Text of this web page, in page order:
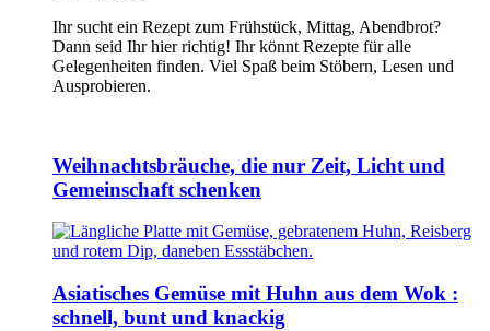
Ihr sucht ein Rezept zum Frühstück, Mittag, Abendbrot?
Dann seid Ihr hier richtig! Ihr könnt Rezepte für alle
Gelegenheiten finden. Viel Spaß beim Stöbern, Lesen und
Ausprobieren.
Weihnachtsbräuche, die nur Zeit, Licht und
Gemeinschaft schenken
Asiatisches Gemüse mit Huhn aus dem Wok :
schnell, bunt und knackig